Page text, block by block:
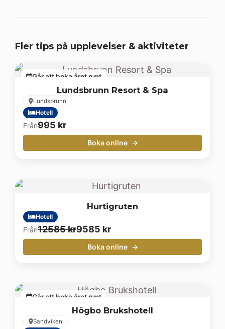
Fler tips på upplevelser & aktiviteter
Går att boka året runt
Lundsbrunn Resort & Spa
Lundsbrunn
Hotell
Från995 kr
Boka online
Hurtigruten
Hotell
Från12585kr
Det
ursprungliga
priset
12585 kr.
9585 kr
Det
nuvarande
priset
9585 kr.
Boka online
Går att boka året runt
Högbo Brukshotell
Sandviken